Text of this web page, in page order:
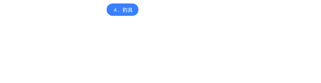
４．釣具